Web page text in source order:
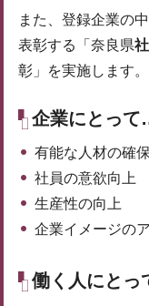
また、登録企業の
表彰する「奈良県
彰」を実施します。
企業にとっ
有能な人材の確保
社員の意欲向上
生産性の向上
企業イメージの
働く人にと